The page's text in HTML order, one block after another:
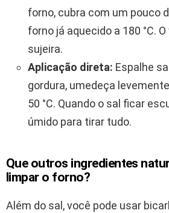
forno, cubra com um pouco
forno já aquecido a 180 °C.
sujeira.
Aplicação direta: Espalhe
gordura, umedeça
50 °C. Quando o sal ficar
úmido para tirar tudo.
Que outros ingredientes
limpar o forno?
Além do sal, você pode usar